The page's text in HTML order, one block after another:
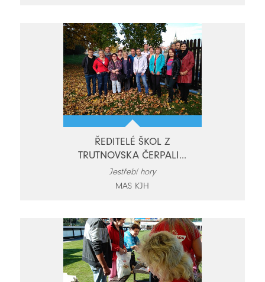
ŘEDITELÉ ŠKOL Z
TRUTNOVSKA ČERPALI...
Jestřebí hory
MAS KJH